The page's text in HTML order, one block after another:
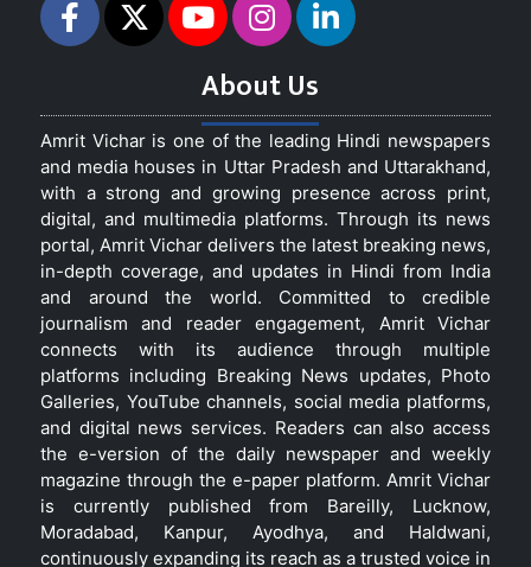
About Us
Amrit Vichar is one of the leading Hindi newspapers
and media houses in Uttar Pradesh and Uttarakhand,
with a strong and growing presence across print,
digital, and multimedia platforms. Through its news
portal, Amrit Vichar delivers the latest breaking news,
in-depth coverage, and updates in Hindi from India
and around the world. Committed to credible
journalism and reader engagement, Amrit Vichar
connects with its audience through multiple
platforms including Breaking News updates, Photo
Galleries, YouTube channels, social media platforms,
and digital news services. Readers can also access
the e-version of the daily newspaper and weekly
magazine through the e-paper platform. Amrit Vichar
is currently published from Bareilly, Lucknow,
Moradabad, Kanpur, Ayodhya, and Haldwani,
continuously expanding its reach as a trusted voice in